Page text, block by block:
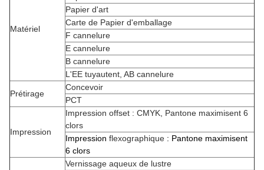
Matériel
Papier d'art
Carte de Papier d'emballage
F cannelure
E cannelure
B cannelure
L'EE tuyautent, AB cannelure
Prétirage
Concevoir
PCT
Impression
Impression offset : CMYK, Pantone maximisent 6
clors
Impression flexographique : Pantone maximisent
6 clors
Vernissage aqueux de lustre